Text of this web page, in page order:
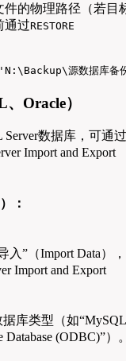
件的物理路径（若目
通过RESTORE
'N:\Backup\源数据库
Oracle）
Server数据库，可通过
Import and Export
：
”（Import Data），
Import and Export
库类型（如“MySQL
Database (ODBC)”）